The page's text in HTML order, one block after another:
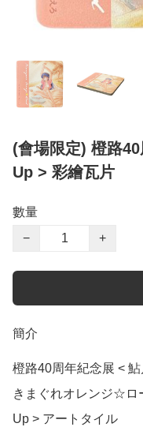
(會場限定) 橙路
Up > 彩繪瓦片
數量
−
+
簡介
橙路40周年紀念展 <
きまぐれオレンジ☆ロ
Up > アートタイル